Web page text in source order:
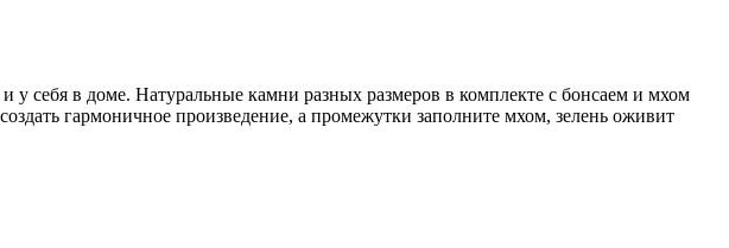
в доме. Натуральные камни разных размеров в комплекте с бонсаем и мхом
гармоничное произведение, а промежутки заполните мхом, зелень оживит